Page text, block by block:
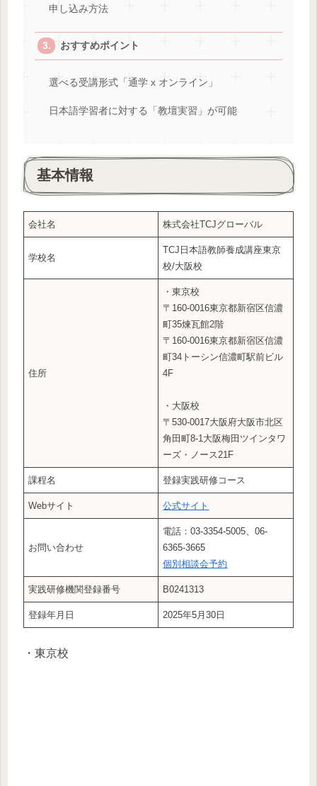
申し込み方法
おすすめポイント
選べる受講形式「通学 x オンライン」
日本語学習者に対する「教壇実習」が可能
基本情報
会社名 株式会社TCJグローバル
学校名
TCJ日本語教師養成講座東京
校/大阪校
住所
・東京校
〒160-0016東京都新宿区信濃
町35煉瓦館2階
〒160-0016東京都新宿区信濃
町34トーシン信濃町駅前ビル
4F
・大阪校
〒530-0017大阪府大阪市北区
角田町8-1大阪梅田ツインタワ
ーズ・ノース21F
課程名 登録実践研修コース
Webサイト 公式サイト
お問い合わせ
電話：03-3354-5005、06-
6365-3665
個別相談会予約
実践研修機関登録番号 B0241313
登録年月日 2025年5月30日
・東京校